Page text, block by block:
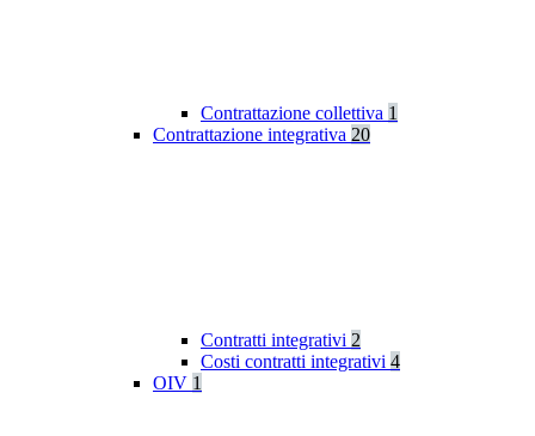
Contrattazione collettiva 1
Contrattazione integrativa 20
Contratti integrativi 2
Costi contratti integrativi 4
OIV 1